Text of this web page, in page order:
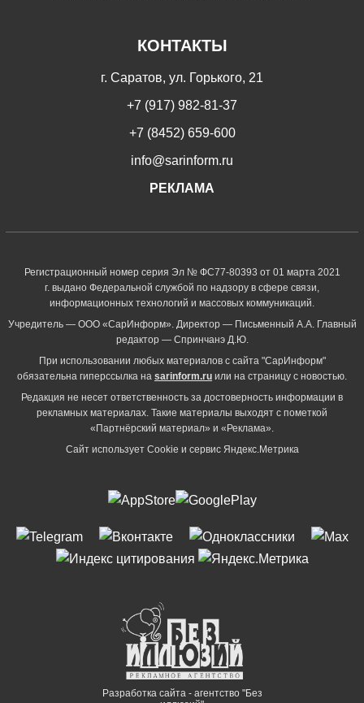
КОНТАКТЫ
г. Саратов, ул. Горького, 21
+7 (917) 982-81-37
+7 (8452) 659-600
info@sarinform.ru
РЕКЛАМА
Регистрационный номер серия Эл № ФС77-80393 от 01 марта 2021
г. выдано Федеральной службой по надзору в сфере связи,
информационных технологий и массовых коммуникаций.
Учредитель — ООО «СарИнформ». Директор — Письменный А.А. Главный
редактор — Спринчанэ Д.Ю.
При использовании любых материалов с сайта "СарИнформ"
обязательна гиперссылка на sarinform.ru или на страницу с новостью.
Редакция не несет ответственность за достоверность информации в
рекламных материалах. Такие материалы выходят с пометкой
«Партнёрский материал» и «Реклама».
Сайт использует Cookie и сервиc Яндекс.Метрика
Разработка сайта - агентство "Без